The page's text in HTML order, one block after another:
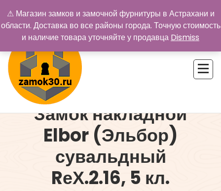
содержимому
Замок накладной
Elbor (Эльбор)
сувальдный
RеХ.2.16, 5 кл.
⚠ Магазин замков и замочной фурнитуры в Астрахани и
области. Доставка во все районы города. Точную стоимость
и наличие товара уточняйте у продавца Dismiss